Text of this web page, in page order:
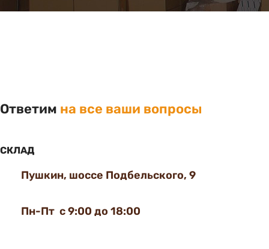
Ответим на все ваши вопросы
СКЛАД
Пушкин, шоссе Подбельского, 9
Пн-Пт с 9:00 до 18:00